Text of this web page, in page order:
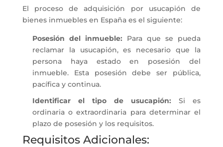
El proceso de adquisición por usucapión de
bienes inmuebles en España es el siguiente:
Posesión del inmueble: Para que se pueda
reclamar la usucapión, es necesario que la
persona haya estado en posesión del
inmueble. Esta posesión debe ser pública,
pacífica y continua.
Identificar el tipo de usucapión: Si es
ordinaria o extraordinaria para determinar el
plazo de posesión y los requisitos.
Requisitos Adicionales: